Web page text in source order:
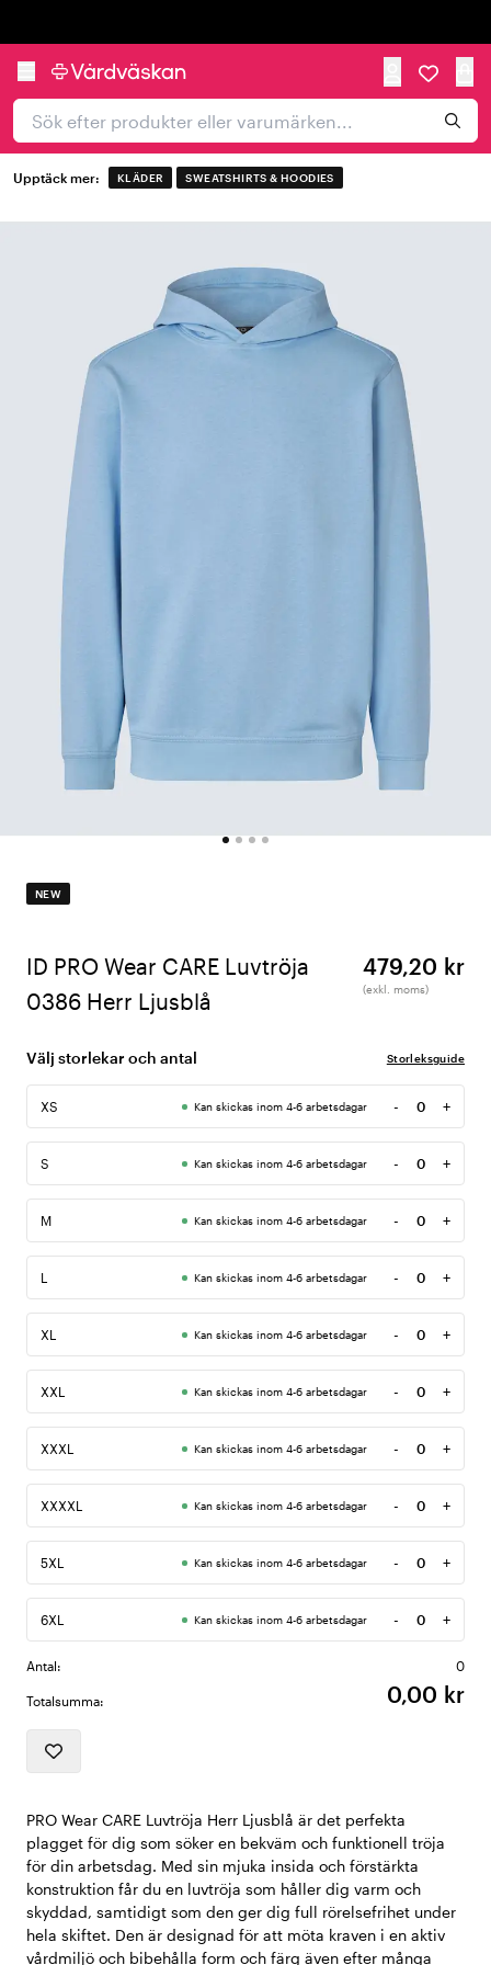
Upptäck mer: KLÄDER SWEATSHIRTS & HOODIES
NEW
ID PRO Wear CARE Luvtröja
0386 Herr Ljusblå
479,20 kr
(exkl. moms)
Välj storlekar och antal Storleksguide
XS Kan skickas inom 4-6 arbetsdagar -
Antal
+
S Kan skickas inom 4-6 arbetsdagar -
Antal
+
M Kan skickas inom 4-6 arbetsdagar -
Antal
+
L Kan skickas inom 4-6 arbetsdagar -
Antal
+
XL Kan skickas inom 4-6 arbetsdagar -
Antal
+
XXL Kan skickas inom 4-6 arbetsdagar -
Antal
+
XXXL Kan skickas inom 4-6 arbetsdagar -
Antal
+
XXXXL Kan skickas inom 4-6 arbetsdagar -
Antal
+
5XL Kan skickas inom 4-6 arbetsdagar -
Antal
+
6XL Kan skickas inom 4-6 arbetsdagar -
Antal
+
Antal: 0
Totalsumma: 0,00 kr
PRO Wear CARE Luvtröja Herr Ljusblå är det perfekta
plagget för dig som söker en bekväm och funktionell tröja
för din arbetsdag. Med sin mjuka insida och förstärkta
konstruktion får du en luvtröja som håller dig varm och
skyddad, samtidigt som den ger dig full rörelsefrihet under
hela skiftet. Den är designad för att möta kraven i en aktiv
vårdmiljö och bibehålla form och färg även efter många